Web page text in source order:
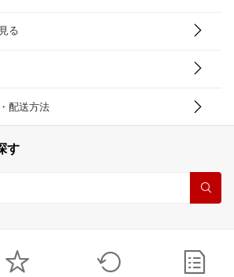
る
配送方法
す